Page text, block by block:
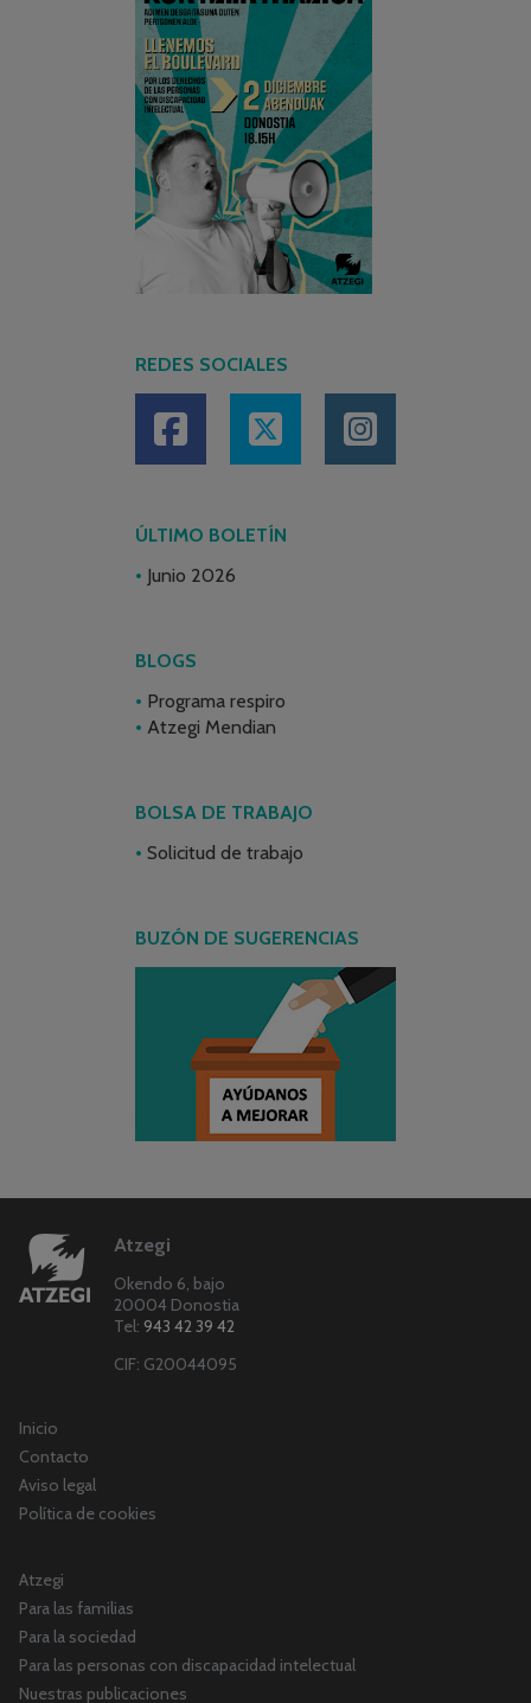
REDES SOCIALES
ÚLTIMO BOLETÍN
Junio 2026
BLOGS
Programa respiro
Atzegi Mendian
BOLSA DE TRABAJO
Solicitud de trabajo
BUZÓN DE SUGERENCIAS
Atzegi
Okendo 6, bajo
20004 Donostia
Tel: 943 42 39 42
CIF: G20044095
Inicio
Contacto
Aviso legal
Política de cookies
Atzegi
Para las familias
Para la sociedad
Para las personas con discapacidad intelectual
Nuestras publicaciones